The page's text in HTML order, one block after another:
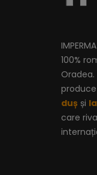
100%
duș și
care